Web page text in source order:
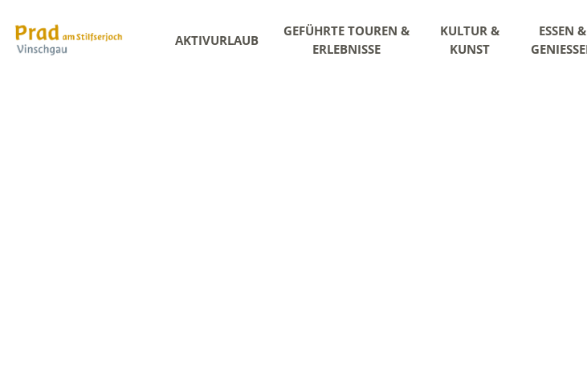
AKTIVURLAUB
GEFÜHRTE TOUREN &
ERLEBNISSE
KULTUR &
KUNST
ESSEN &
GENIESSEN